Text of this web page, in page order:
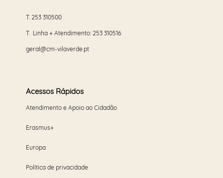
T. 253 310500
T. Linha + Atendimento: 253 310516
geral@cm-vilaverde.pt
Acessos Rápidos
Atendimento e Apoio ao Cidadão
Erasmus+
Europa
Política de privacidade